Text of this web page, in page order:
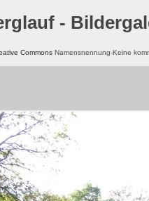
-
Commons Namensnennung-Keine